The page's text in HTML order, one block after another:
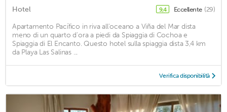
Hotel 9,4 Eccellente (29)
Apartamento Pacífico in riva all'oceano a Viña del Mar dista
meno di un quarto d'ora a piedi da Spiaggia di Cochoa e
Spiaggia di El Encanto. Questo hotel sulla spiaggia dista 3,4 km
da Playa Las Salinas ...
Verifica disponibilità